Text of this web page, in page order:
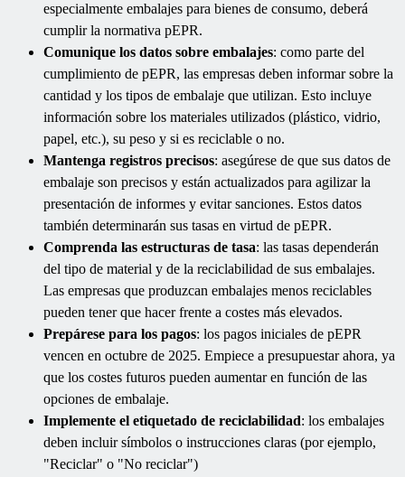
especialmente embalajes para bienes de consumo, deberá
cumplir la normativa pEPR.
Comunique los datos sobre embalajes: como parte del
cumplimiento de pEPR, las empresas deben informar sobre la
cantidad y los tipos de embalaje que utilizan. Esto incluye
información sobre los materiales utilizados (plástico, vidrio,
papel, etc.), su peso y si es reciclable o no.
Mantenga registros precisos: asegúrese de que sus datos de
embalaje son precisos y están actualizados para agilizar la
presentación de informes y evitar sanciones. Estos datos
también determinarán sus tasas en virtud de pEPR.
Comprenda las estructuras de tasa: las tasas dependerán
del tipo de material y de la reciclabilidad de sus embalajes.
Las empresas que produzcan embalajes menos reciclables
pueden tener que hacer frente a costes más elevados.
Prepárese para los pagos: los pagos iniciales de pEPR
vencen en octubre de 2025. Empiece a presupuestar ahora, ya
que los costes futuros pueden aumentar en función de las
opciones de embalaje.
Implemente el etiquetado de reciclabilidad: los embalajes
deben incluir símbolos o instrucciones claras (por ejemplo,
"Reciclar" o "No reciclar")